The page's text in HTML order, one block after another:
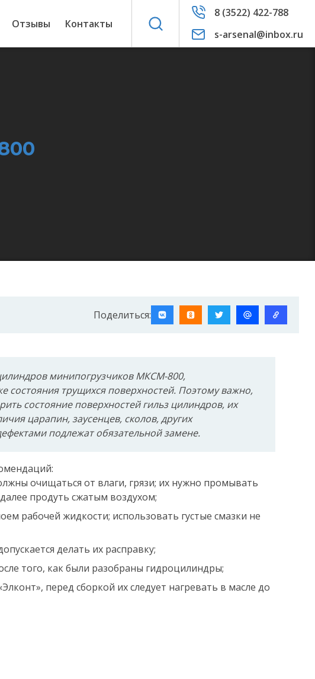
Отзывы Контакты
8 (3522) 422-788
s-arsenal@inbox.ru
Поделиться:
минипогрузчиков МКСМ-800,
состояния трущихся поверхностей. Поэтому важно,
состояние поверхностей гильз цилиндров, их
царапин, заусенцев, сколов, других
подлежат обязательной замене.
очищаться от влаги, грязи; их нужно промывать
продуть сжатым воздухом;
рабочей жидкости; использовать густые смазки не
делать их расправку;
того, как были разобраны гидроцилиндры;
перед сборкой их следует нагревать в масле до